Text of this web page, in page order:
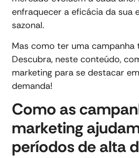
enfraquecer a eficácia da sua
sazonal.
Mas como ter uma campanha
Descubra, neste conteúdo,
marketing para se destacar
demanda!
Como as
marketing
períodos de alta